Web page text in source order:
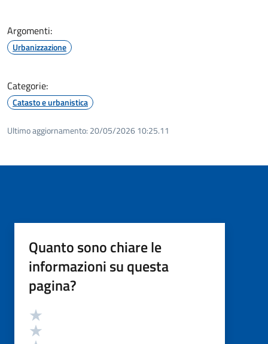
Argomenti:
Urbanizzazione
Categorie:
Catasto e urbanistica
Ultimo aggiornamento: 20/05/2026 10:25.11
Quanto sono chiare le
informazioni su questa
pagina?
Valutazione